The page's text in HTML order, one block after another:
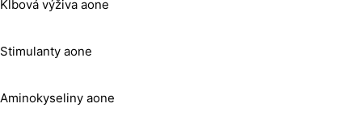
Kĺbová výživa aone
Stimulanty aone
Aminokyseliny aone